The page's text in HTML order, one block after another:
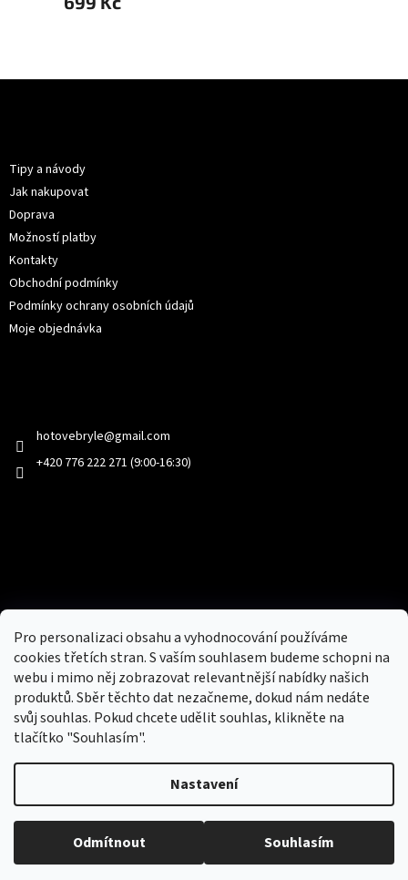
Pro personalizaci obsahu a vyhodnocování používáme
cookies třetích stran. S vaším souhlasem budeme schopni na
webu i mimo něj zobrazovat relevantnější nabídky našich
produktů. Sběr těchto dat nezačneme, dokud nám nedáte
svůj souhlas. Pokud chcete udělit souhlas, klikněte na
tlačítko "Souhlasím".
Nastavení
Odmítnout Souhlasím
Tipy a návody
Jak nakupovat
Doprava
Možností platby
Kontakty
Obchodní podmínky
Podmínky ochrany osobních údajů
Moje objednávka
hotovebryle@gmail.com
+420 776 222 271 (9:00-16:30)
Nový obchod s batohy, cestovními zavazadly, tašky a peněženky
Copyright 2026hotovebryle.cz
. Všechna práva